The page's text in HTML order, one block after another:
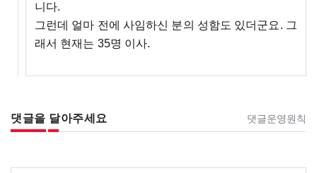
니다.
그런데 얼마 전에 사임하신 분의 성함도 있더군요. 그
래서 현재는 35명 이사.
댓글을 달아주세요 댓글운영원칙